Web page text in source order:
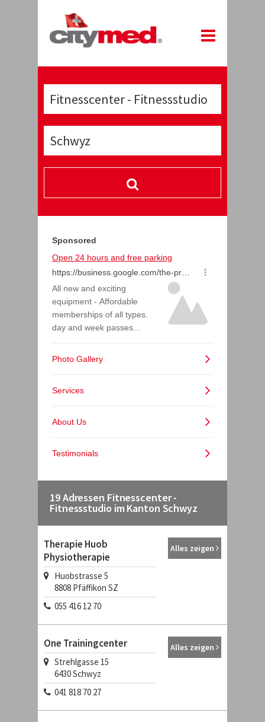
19 Adressen Fitnesscenter -
Fitnessstudio im Kanton Schwyz
Therapie Huob
Physiotherapie
Huobstrasse 5
8808 Pfäffikon SZ
055 416 12 70
Alles zeigen
One Trainingcenter
Strehlgasse 15
6430Schwyz
041 818 70 27
Alles zeigen